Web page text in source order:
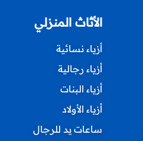
الأثاث المنزلي
أزياء نسائية
أزياء رجالية
أزياء البنات
أزياء الأولاد
ساعات يد للرجال